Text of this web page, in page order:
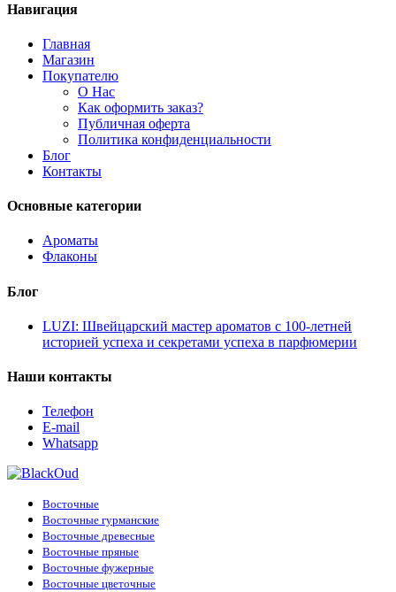
Навигация
Главная
Магазин
Покупателю
О Нас
Как оформить заказ?
Публичная оферта
Политика конфиденциальности
Блог
Контакты
Основные категории
Ароматы
Флаконы
Блог
LUZI: Швейцарский мастер ароматов с 100-летней
историей успеха и секретами успеха в парфюмерии
Наши контакты
Телефон
E-mail
Whatsapp
Восточные
Восточные гурманские
Восточные древесные
Восточные пряные
Восточные фужерные
Восточные цветочные